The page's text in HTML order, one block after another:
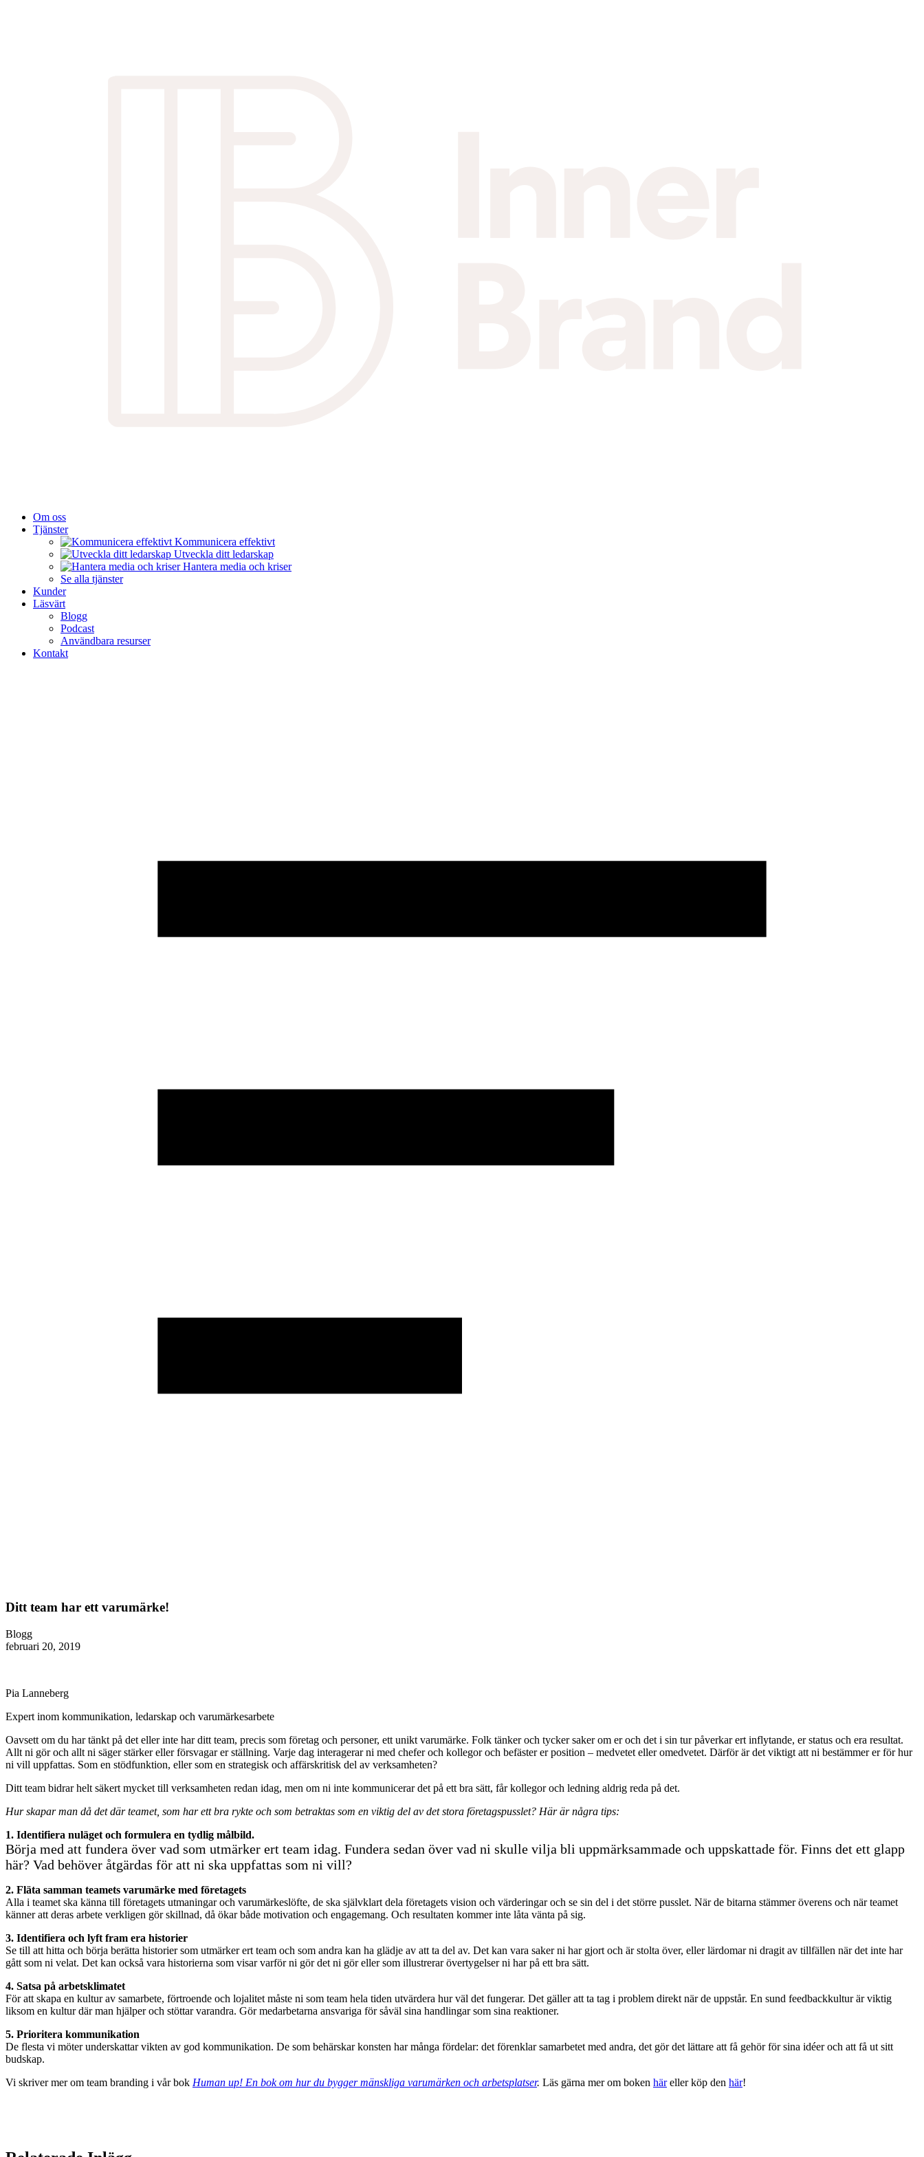
Om oss
Tjänster
Kommunicera effektivt
Utveckla ditt ledarskap
Hantera media och kriser
Se alla tjänster
Kunder
Läsvärt
Blogg
Podcast
Användbara resurser
Kontakt
Ditt team har ett varumärke!
Blogg
februari 20, 2019
Pia Lanneberg
Expert inom kommunikation, ledarskap och varumärkesarbete
Oavsett om du har tänkt på det eller inte har ditt team, precis som företag och personer, ett unikt varumärke. Folk tänker och tycker saker om er och det i sin tur påverkar ert inflytande, er status och era resultat.
Allt ni gör och allt ni säger stärker eller försvagar er ställning. Varje dag interagerar ni med chefer och kollegor och befäster er position – medvetet eller omedvetet. Därför är det viktigt att ni bestämmer er för hur
ni vill uppfattas. Som en stödfunktion, eller som en strategisk och affärskritisk del av verksamheten?
Ditt team bidrar helt säkert mycket till verksamheten redan idag, men om ni inte kommunicerar det på ett bra sätt, får kollegor och ledning aldrig reda på det.
Hur skapar man då det där teamet, som har ett bra rykte och som betraktas som en viktig del av det stora företagspusslet? Här är några tips:
1. Identifiera nuläget och formulera en tydlig målbild.
Börja med att fundera över vad som utmärker ert team idag. Fundera sedan över vad ni skulle vilja bli uppmärksammade och uppskattade för. Finns det ett glapp
här? Vad behöver åtgärdas för att ni ska uppfattas som ni vill?
2. Fläta samman teamets varumärke med företagets
Alla i teamet ska känna till företagets utmaningar och varumärkeslöfte, de ska självklart dela företagets vision och värderingar och se sin del i det större pusslet. När de bitarna stämmer överens och när teamet
känner att deras arbete verkligen gör skillnad, då ökar både motivation och engagemang. Och resultaten kommer inte låta vänta på sig.
3. Identifiera och lyft fram era historier
Se till att hitta och börja berätta historier som utmärker ert team och som andra kan ha glädje av att ta del av. Det kan vara saker ni har gjort och är stolta över, eller lärdomar ni dragit av tillfällen när det inte har
gått som ni velat. Det kan också vara historierna som visar varför ni gör det ni gör eller som illustrerar övertygelser ni har på ett bra sätt.
4. Satsa på arbetsklimatet
För att skapa en kultur av samarbete, förtroende och lojalitet måste ni som team hela tiden utvärdera hur väl det fungerar. Det gäller att ta tag i problem direkt när de uppstår. En sund feedbackkultur är viktig
liksom en kultur där man hjälper och stöttar varandra. Gör medarbetarna ansvariga för såväl sina handlingar som sina reaktioner.
5. Prioritera kommunikation
De flesta vi möter underskattar vikten av god kommunikation. De som behärskar konsten har många fördelar: det förenklar samarbetet med andra, det gör det lättare att få gehör för sina idéer och att få ut sitt
budskap.
Vi skriver mer om team branding i vår bok Human up! En bok om hur du bygger mänskliga varumärken och arbetsplatser. Läs gärna mer om boken häreller köp den här!